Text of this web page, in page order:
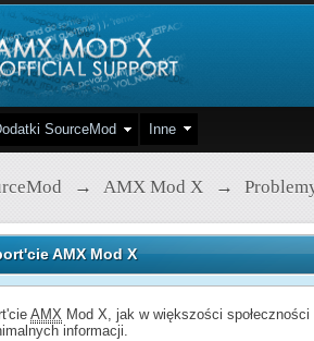
SourceMod Inne
→ AMX Mod X →
AMX Mod X
AMX Mod X, jak w większości
informacji.